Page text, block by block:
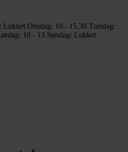
Lukket Onsdag: 10 - 15.30 Torsdag:
10 - 13 Søndag: Lukket